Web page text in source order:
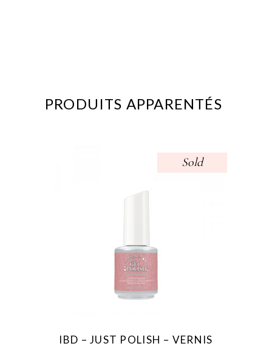
PRODUITS APPARENTÉS
Sold
IBD – JUST POLISH – VERNIS